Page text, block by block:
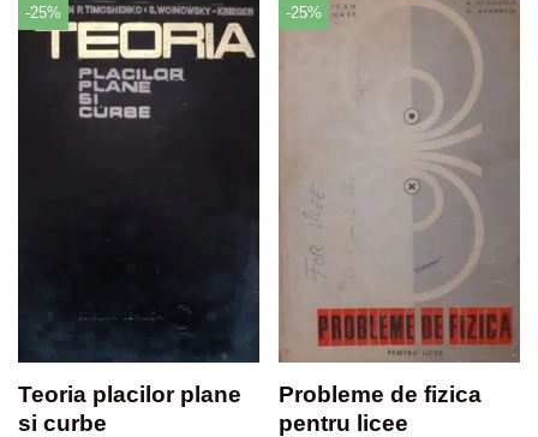
-25%
Teoria placilor plane
si curbe
-25%
Probleme de fizica
pentru licee